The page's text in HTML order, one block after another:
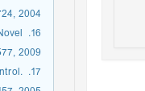
2004.
2009.